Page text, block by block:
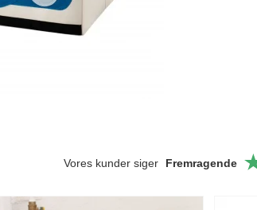
Vores kunder siger Fremragende